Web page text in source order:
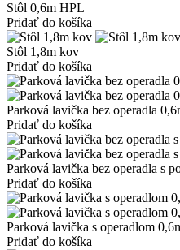
Stôl 0,6m HPL
Pridať do košíka
Stôl 1,8m kov
Pridať do košíka
Parková lavička bez operadla
Pridať do košíka
Parková lavička bez operadla s
Pridať do košíka
Parková lavička s operadlom
Pridať do košíka